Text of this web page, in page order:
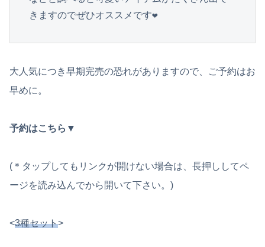
きますのでぜひオススメです❤︎
大人気につき早期完売の恐れがありますので、ご予約はお
早めに。
予約はこちら ▼
(＊タップしてもリンクが開けない場合は、長押ししてペ
ージを読み込んでから開いて下さい。)
<3種セット>